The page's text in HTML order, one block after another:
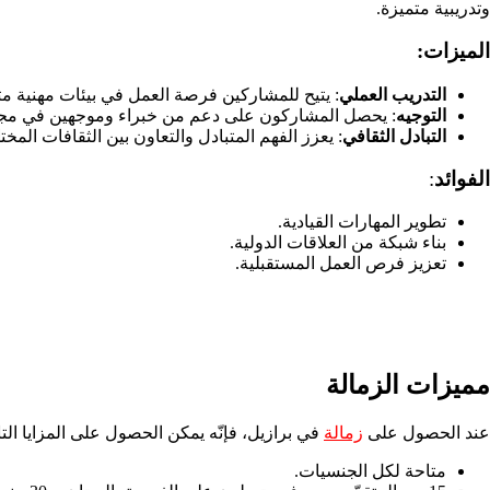
وتدريبية متميزة.
الميزات:
التدريب العملي: يتيح للمشاركين فرصة العمل في بيئات مهنية
التوجيه: يحصل المشاركون على دعم من خبراء وموجهين في
التبادل الثقافي: يعزز الفهم المتبادل والتعاون بين الثقافات
الفوائد:
تطوير المهارات القيادية.
بناء شبكة من العلاقات الدولية.
تعزيز فرص العمل المستقبلية.
مميزات الزمالة
عند الحصول على زمالة في برازيل، فإنّه يمكن الحصول على المزايا
متاحة لكل الجنسيات.